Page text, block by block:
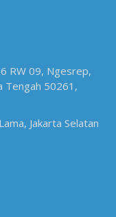
RW 09, Ngesrep,
Tengah 50261,
Jakarta Selatan